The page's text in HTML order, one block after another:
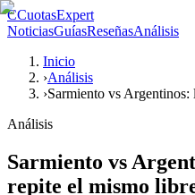
CCuotasExpert
NoticiasGuíasReseñasAnálisis
Inicio
›Análisis
›Sarmiento vs
Análisis
Sarmiento vs
repite el mismo